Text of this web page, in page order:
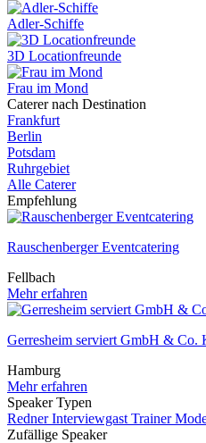
Adler-Schiffe
3D Locationfreunde
Frau im Mond
Caterer nach Destination
Frankfurt
Berlin
Potsdam
Ruhrgebiet
Alle Caterer
Empfehlung
Rauschenberger Eventcatering
Fellbach
Mehr erfahren
Gerresheim serviert GmbH & Co.
Hamburg
Mehr erfahren
Speaker Typen
RednerInterviewgast Trainer
Zufällige Speaker